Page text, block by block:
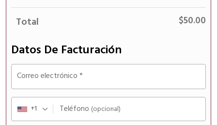
Total $50.00
Datos De Facturación
Correo electrónico*
Teléfono (opcional)
+1